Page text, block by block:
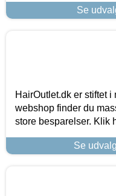
Se
HairOutlet.dk er stiftet
webshop finder du
store besparelser. Klik
Se